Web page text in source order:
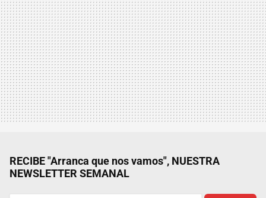
RECIBE "Arranca que nos vamos", NUESTRA
NEWSLETTER SEMANAL